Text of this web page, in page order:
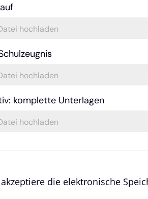
hochladen
hochladen
komplette Unterlagen
hochladen
die elektronische